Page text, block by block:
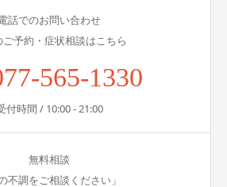
話でのお問い合わせ
ご予約・症状相談はこちら
565-1330
付時間 / 10:00 - 21:00
無料相談
不調をご相談ください」